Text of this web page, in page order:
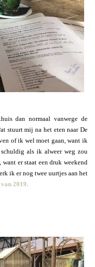
dan normaal vanwege de
stuurt mij na het eten naar De
of ik wel moet gaan, want ik
als ik alweer weg zou
er staat een druk weekend
ik er nog twee uurtjes aan het
2019.